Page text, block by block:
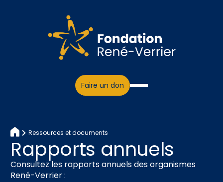
Faire un don
Ressources et documents
Rapports annuels
Consultez les rapports annuels des organismes
René-Verrier :